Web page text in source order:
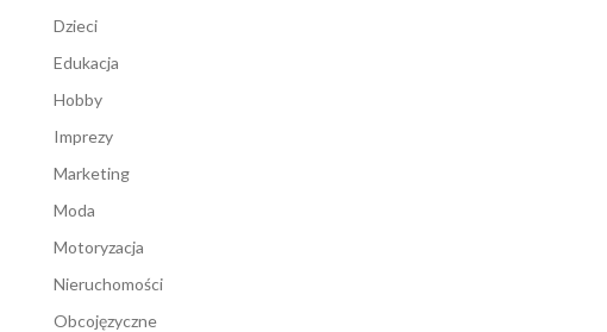
Dzieci
Edukacja
Hobby
Imprezy
Marketing
Moda
Motoryzacja
Nieruchomości
Obcojęzyczne